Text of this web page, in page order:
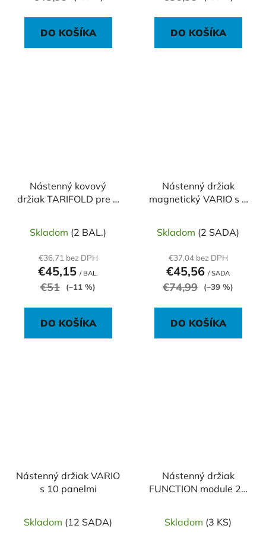
DO KOŠÍKA DO KOŠÍKA
Nástenný kovový
držiak TARIFOLD pre 5
Skladom (2 BAL.)
€36,71 bez DPH
€45,15 / BAL.
€51 (–11 %)
DO KOŠÍKA
Nástenný držiak
magnetický VARIO s 5
Skladom (2 SADA)
€37,04 bez DPH
€45,56 / SADA
€74,99 (–39 %)
DO KOŠÍKA
Nástenný držiak VARIO
s 10 panelmi
Skladom (12 SADA)
Nástenný držiak
FUNCTION module 20
Skladom (3 KS)